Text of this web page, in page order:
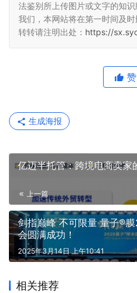
法鉴别所上传图片或文字的知
我们，本网站将在第一时间及时
转转请注明出处： https://
赞
生成海报
亿迈半托管：跨境电商卖家
上一篇
剑指巅峰 不可限量 量子®
会圆满成功！
2025年3月14日 上午10:41
相关推荐